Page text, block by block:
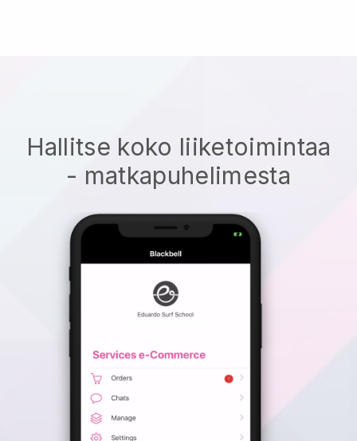
Hallitse koko liiketoimintaa
- matkapuhelimesta